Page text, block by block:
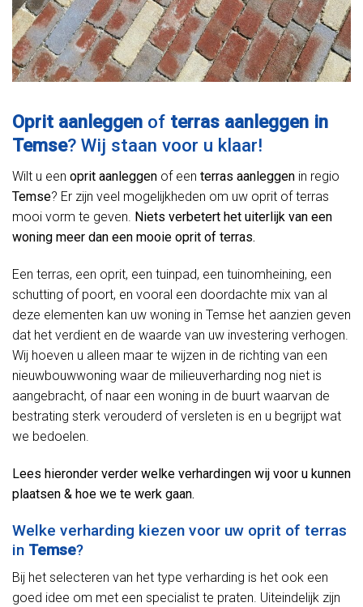
Oprit aanleggen of terras aanleggen in
Temse? Wij staan voor u klaar!
Wilt u een oprit aanleggen of een terras aanleggen in regio
Temse? Er zijn veel mogelijkheden om uw oprit of terras
mooi vorm te geven. Niets verbetert het uiterlijk van een
woning meer dan een mooie oprit of terras.
Een terras, een oprit, een tuinpad, een tuinomheining, een
schutting of poort, en vooral een doordachte mix van al
deze elementen kan uw woning in Temse het aanzien geven
dat het verdient en de waarde van uw investering verhogen.
Wij hoeven u alleen maar te wijzen in de richting van een
nieuwbouwwoning waar de milieuverharding nog niet is
aangebracht, of naar een woning in de buurt waarvan de
bestrating sterk verouderd of versleten is en u begrijpt wat
we bedoelen.
Lees hieronder verder welke verhardingen wij voor u kunnen
plaatsen & hoe we te werk gaan.
Welke verharding kiezen voor uw oprit of terras
in Temse?
Bij het selecteren van het type verharding is het ook een
goed idee om met een specialist te praten. Uiteindelijk zijn